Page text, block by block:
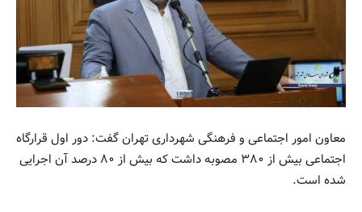
معاون امور اجتماعی و فرهنگی شهرداری تهران گفت: دور اول قرارگاه
اجتماعی بیش از ۳۸۰ مصوبه داشت که بیش از ۸۰ درصد آن اجرایی
شده است.